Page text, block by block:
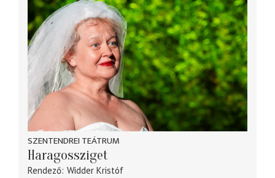
SZENTENDREI TEÁTRUM
Haragossziget
Rendező Widder Kristóf